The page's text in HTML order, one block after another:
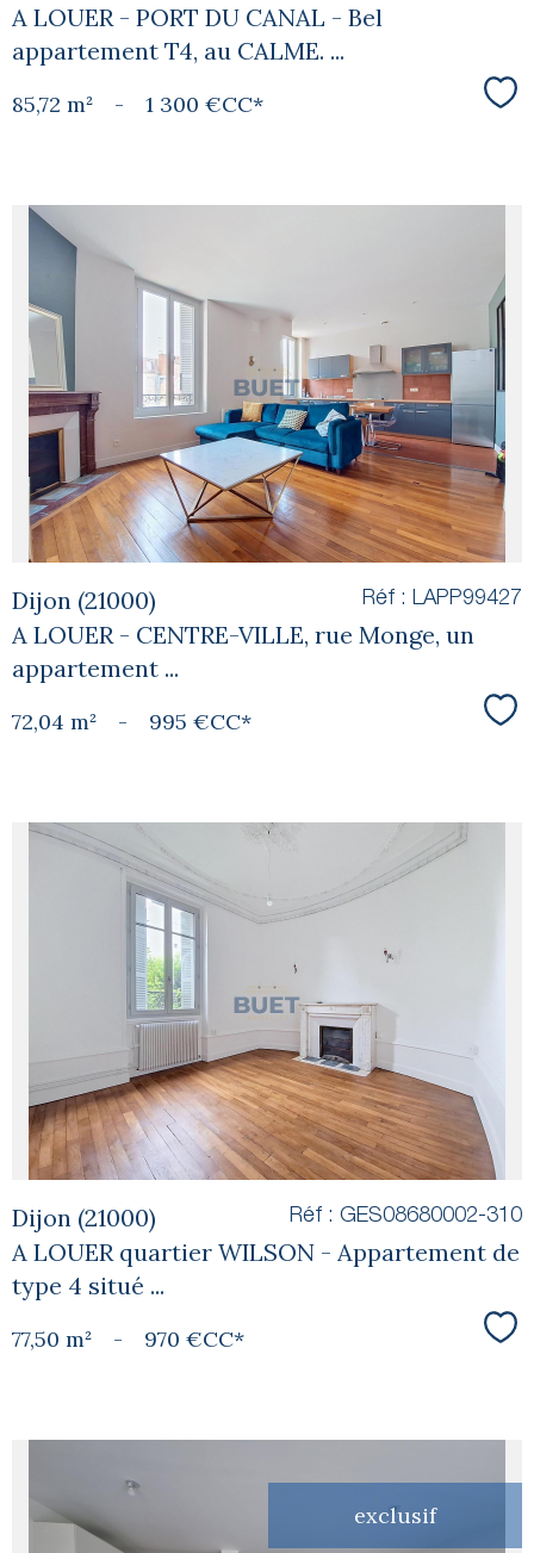
A LOUER - PORT DU CANAL - Bel
appartement T4, au CALME. ...
85,72 m² - 1 300 €CC*
voir le
bien
Dijon (21000)
A LOUER - CENTRE-VILLE, rue Monge, un
appartement ...
Réf : LAPP99427
72,04 m² - 995 €CC*
voir le
bien
Dijon (21000)
A LOUER quartier WILSON - Appartement de
type 4 situé ...
Réf : GES08680002-310
77,50 m² - 970 €CC*
exclusif